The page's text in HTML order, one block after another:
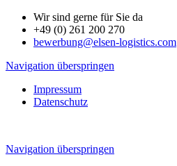
Wir sind gerne für Sie da
+49 (0) 261 200 270
bewerbung@elsen-logistics.com
Navigation überspringen
Impressum
Datenschutz
Navigation überspringen